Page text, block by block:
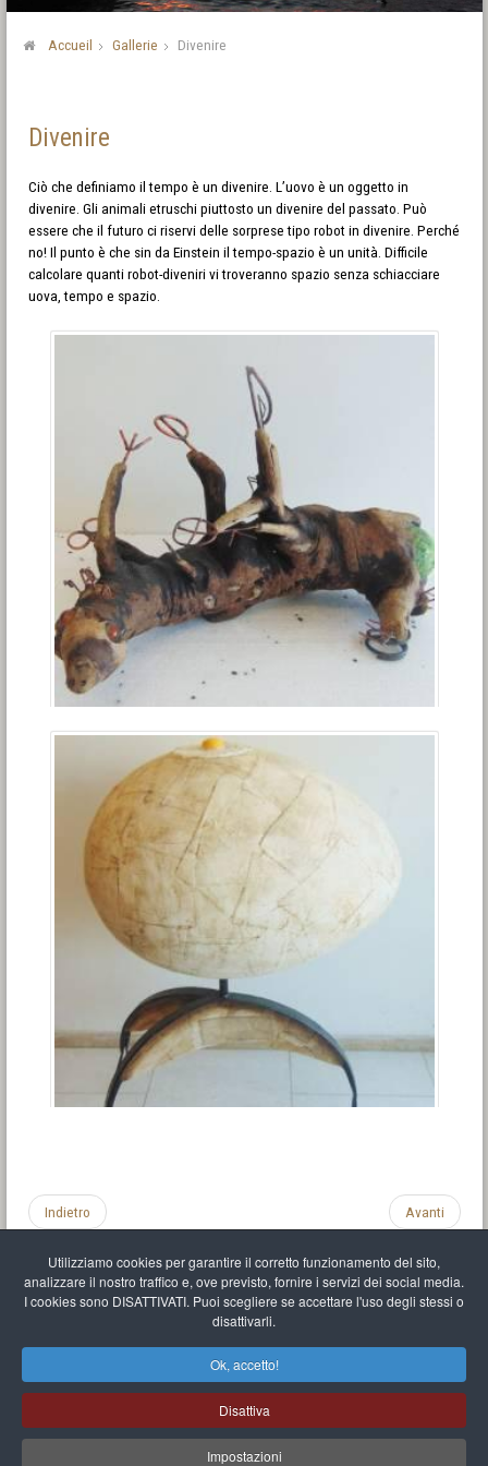
Utilizziamo cookies per garantire il corretto funzionamento del sito,
analizzare il nostro traffico e, ove previsto, fornire i servizi dei social media.
I cookies sono DISATTIVATI. Puoi scegliere se accettare l'uso degli stessi o
disattivarli.
Ok, accetto!
Disattiva
Impostazioni
Accueil Gallerie Divenire
Divenire
Ciò che definiamo il tempo è un divenire. L’uovo è un oggetto in
divenire. Gli animali etruschi piuttosto un divenire del passato. Può
essere che il futuro ci riservi delle sorprese tipo robot in divenire. Perché
no! Il punto è che sin da Einstein il tempo-spazio è un unità. Difficile
calcolare quanti robot-diveniri vi troveranno spazio senza schiacciare
uova, tempo e spazio.
Indietro Avanti
Mappa del sito
Mr Balthasar Brennenstuhl
Artista scultore e pittore
Quai Séverine Résidence Navy Club / 17 83430 Saint-Mandrier-sur-Mer,Provence-
Alpes-Côte d'Azur-France